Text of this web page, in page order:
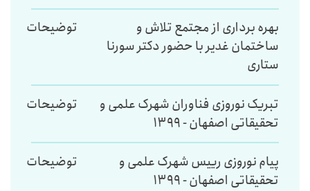
بهره برداری از مجتمع تلاش و
ساختمان غدیر با حضور دکتر سورنا
ستاری
توضیحات
تبریک نوروزی فناوران شهرک علمی و
تحقیقاتی اصفهان - ۱۳۹۹
توضیحات
پیام نوروزی رییس شهرک علمی و
تحقیقاتی اصفهان - ۱۳۹۹
توضیحات